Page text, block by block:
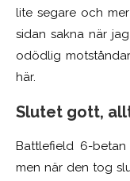
lite segare och
sidan sakna när
odödlig
här.
Slutet gott,
Battlefield 6-
men när den tog